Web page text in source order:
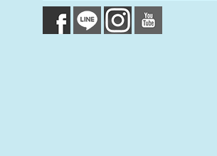
生的相關記錄，包括您使用連線設備的 IP 位
用的瀏覽器、瀏覽及點選資料紀錄等。本網
的瀏覽器予以標示，歸納使用者瀏覽器在本